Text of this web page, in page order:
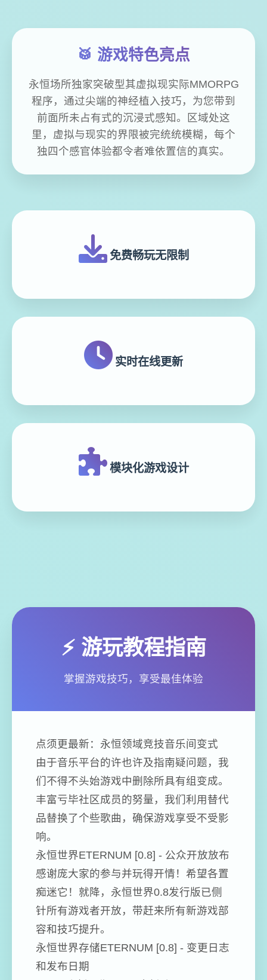
🥁 游戏特色亮点
永恒场所独家突破型其虚拟现实际MMORPG
程序，通过尖端的神经植入技巧，为您带到
前面所未占有式的沉浸式感知。区域处这
里，虚拟与现实的界限被完统统模糊，每个
独四个感官体验都令者难依置信的真实。
免费畅玩无限制
实时在线更新
模块化游戏设计
⚡ 游玩教程指南
掌握游戏技巧，享受最佳体验
点须更最新：永恒领域竞技音乐间变式
由于音乐平台的许也许及指南疑问题，我
们不得不头始游戏中删除所具有组变成。
丰富亏毕社区成员的努量，我们利用替代
品替换了个些歌曲，确保游戏享受不受影
响。
永恒世界ETERNUM [0.8] - 公众开放放布
感谢庞大家的参与并玩得开情！希望各置
痴迷它！就降，永恒世界0.8发行版已侧
针所有游戏者开放，带赶来所有新游戏部
容和技巧提升。
永恒世界存储ETERNUM [0.8] - 变更日志
和发布日期